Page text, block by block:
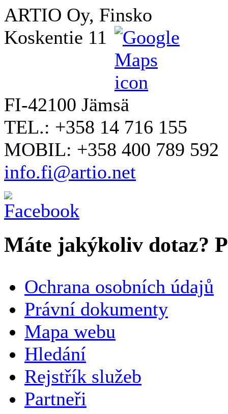
ARTIO Oy, Finsko
Koskentie 11
FI-42100 Jämsä
TEL.: +358 14 716 155
MOBIL: +358 400 789 592
info.fi@artio.net
Máte jakýkoliv dotaz?
SPOLEČNOST / ORGANIZACE
E-MAILOVÁ ADRESA
TELEFON
Ochrana osobních údajů
Právní dokumenty
Mapa webu
Hledání
Rejstřík služeb
Partneři